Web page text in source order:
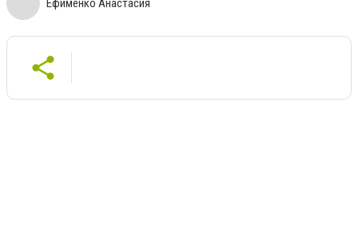
Ефименко Анастасия